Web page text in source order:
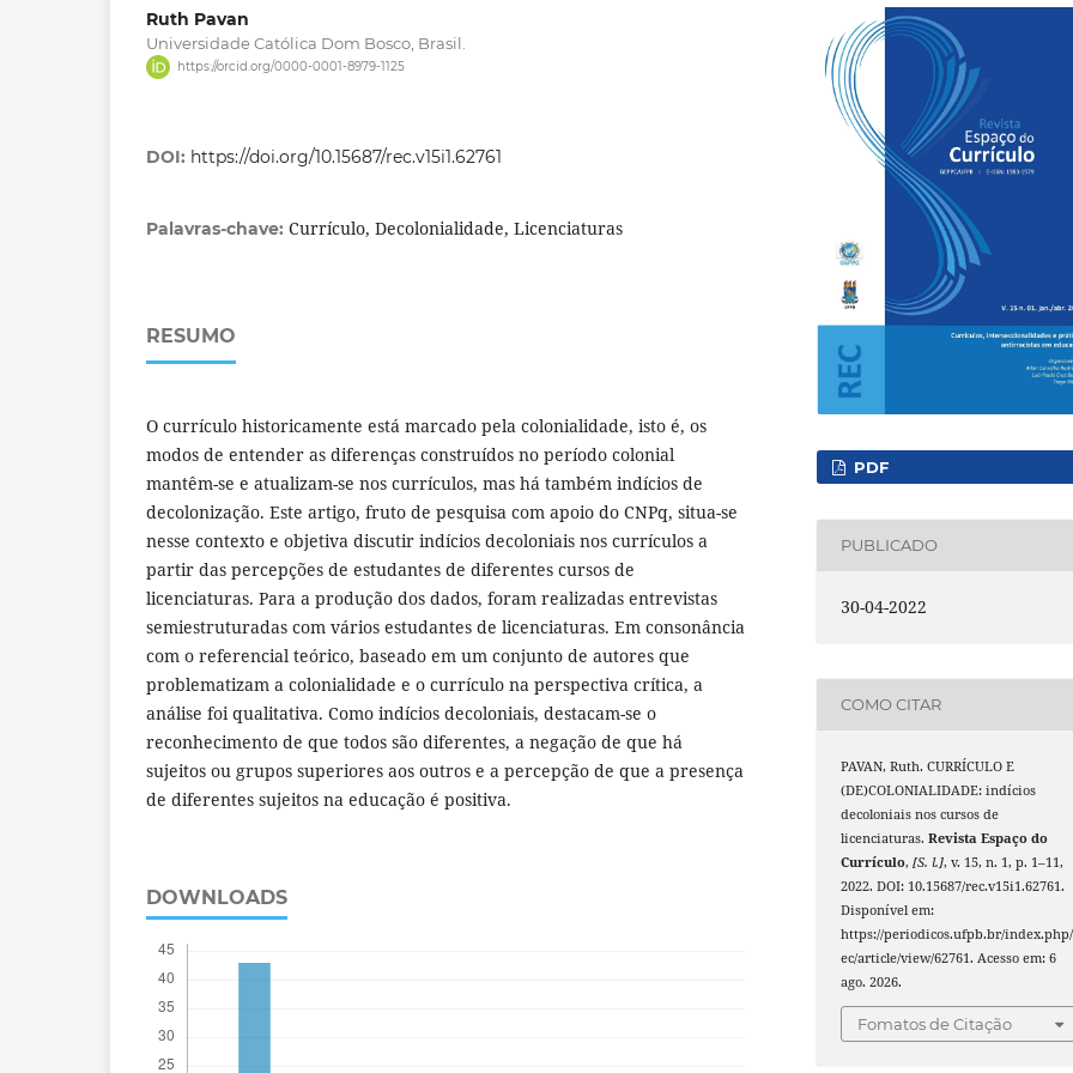
Ruth Pavan
Universidade Católica Dom Bosco, Brasil.
https://orcid.org/0000-0001-8979-1125
DOI: https://doi.org/10.15687/rec.v15i1.62761
Palavras-chave: Currículo, Decolonialidade, Licenciaturas
RESUMO
O currículo historicamente está marcado pela colonialidade, isto é, os
modos de entender as diferenças construídos no período colonial
mantêm-se e atualizam-se nos currículos, mas há também indícios de
decolonização. Este artigo, fruto de pesquisa com apoio do CNPq, situa-se
nesse contexto e objetiva discutir indícios decoloniais nos currículos a
partir das percepções de estudantes de diferentes cursos de
licenciaturas. Para a produção dos dados, foram realizadas entrevistas
semiestruturadas com vários estudantes de licenciaturas. Em consonância
com o referencial teórico, baseado em um conjunto de autores que
problematizam a colonialidade e o currículo na perspectiva crítica, a
análise foi qualitativa. Como indícios decoloniais, destacam-se o
reconhecimento de que todos são diferentes, a negação de que há
sujeitos ou grupos superiores aos outros e a percepção de que a presença
de diferentes sujeitos na educação é positiva.
DOWNLOADS
PDF
PUBLICADO
30-04-2022
COMO CITAR
PAVAN, Ruth. CURRÍCULO E
(DE)COLONIALIDADE: indícios
decoloniais nos cursos de
licenciaturas.Revista Espaço do
Currículo,[S. l.], v. 15, n. 1, p. 1–11,
2022. DOI: 10.15687/rec.v15i1.62761.
Disponível em:
https://periodicos.ufpb.br/
ec/article/view/62761. Acesso em: 6
ago. 2026.
Fomatos de Citação